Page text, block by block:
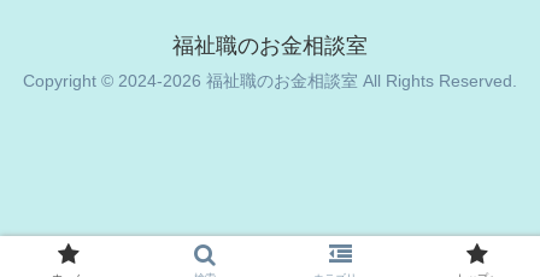
福祉職のお金相談室
Copyright © 2024-2026 福祉職のお金相談室 All Rights Reserved.